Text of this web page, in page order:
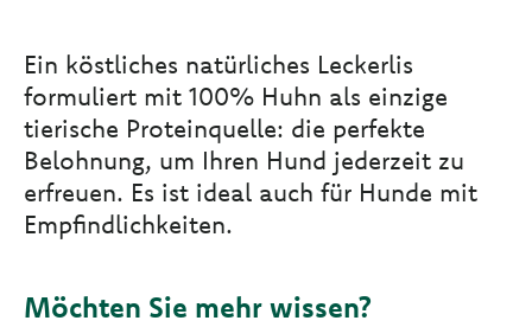
Ein köstliches natürliches Leckerlis
formuliert mit 100% Huhn als einzige
tierische Proteinquelle: die perfekte
Belohnung, um Ihren Hund jederzeit zu
erfreuen. Es ist ideal auch für Hunde mit
Empfindlichkeiten.
Möchten Sie mehr wissen?